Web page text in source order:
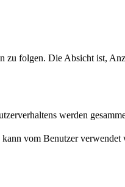
folgen. Die Absicht ist,
werden
vom Benutzer